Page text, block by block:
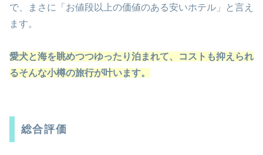
で、まさに「お値段以上の価値のある安いホテル」と言え
ます。
愛犬と海を眺めつつゆったり泊まれて、コストも抑えられ
るそんな小樽の旅行が叶います。
総合評価